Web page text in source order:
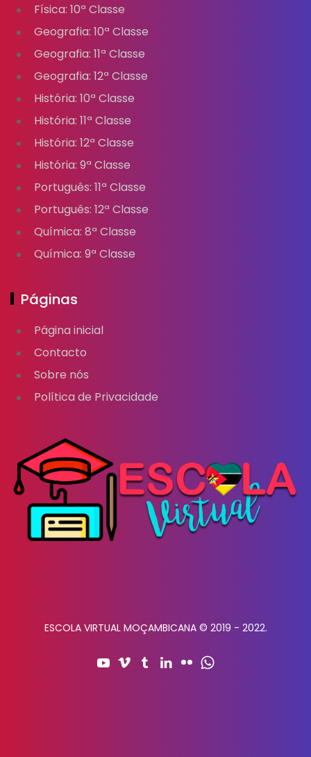
Física: 10ª Classe
Geografia: 10ª Classe
Geografia: 11ª Classe
Geografia: 12ª Classe
História: 10ª Classe
História: 11ª Classe
História: 12ª Classe
História: 9ª Classe
Português: 11ª Classe
Português: 12ª Classe
Química: 8ª Classe
Química: 9ª Classe
Páginas
Página inicial
Contacto
Sobre nós
Política de Privacidade
ESCOLA VIRTUAL MOÇAMBICANA © 2019 - 2022.